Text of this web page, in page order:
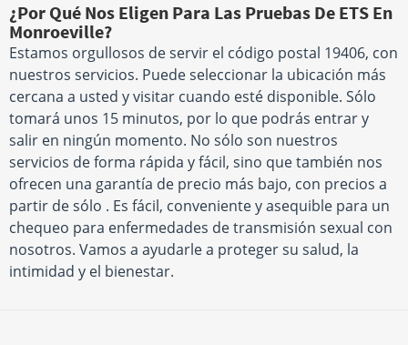
¿Por Qué Nos Eligen Para Las Pruebas De ETS En
Monroeville?
Estamos orgullosos de servir el código postal 19406, con
nuestros servicios. Puede seleccionar la ubicación más
cercana a usted y visitar cuando esté disponible. Sólo
tomará unos 15 minutos, por lo que podrás entrar y
salir en ningún momento. No sólo son nuestros
servicios de forma rápida y fácil, sino que también nos
ofrecen una garantía de precio más bajo, con precios a
partir de sólo . Es fácil, conveniente y asequible para un
chequeo para enfermedades de transmisión sexual con
nosotros. Vamos a ayudarle a proteger su salud, la
intimidad y el bienestar.